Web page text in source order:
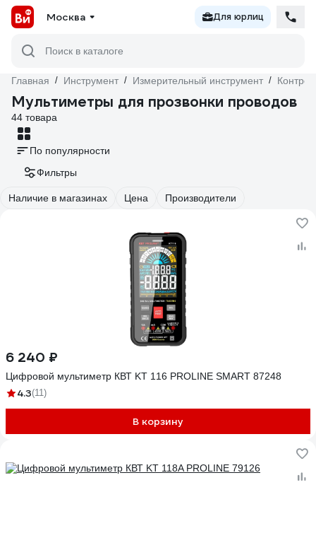
Москва Для юрлиц
Поиск в каталоге
Главная / Инструмент / Измерительный инструмент /
Мультиметры для прозвонки проводов
44 товара
По популярности
Фильтры
Наличие в магазинах Цена Производители
6 240 ₽
Цифровой мультиметр КВТ KT 116 PROLINE SMART 87248
4.3(11)
В корзину